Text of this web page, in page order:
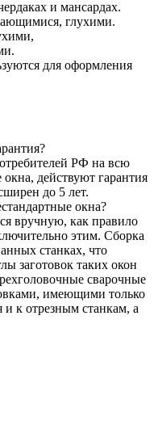
и мансардах.
глухими.
для оформления
РФ на всю
действуют гарантия
до 5 лет.
окна?
вручную, как правило
этим. Сборка
станках, что
заготовок таких окон
сварочные
имеющими только
к отрезным станкам, а